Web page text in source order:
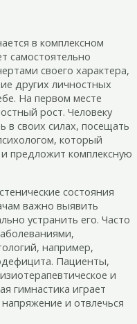
в комплексном
самостоятельно
своего характера,
других личностных
На первом месте
рост. Человеку
в своих силах, посещать
который
предложит комплексную
состояния
важно выявить
устранить его. Часто
например,
Пациенты,
и
гимнастика играет
и отвлечься